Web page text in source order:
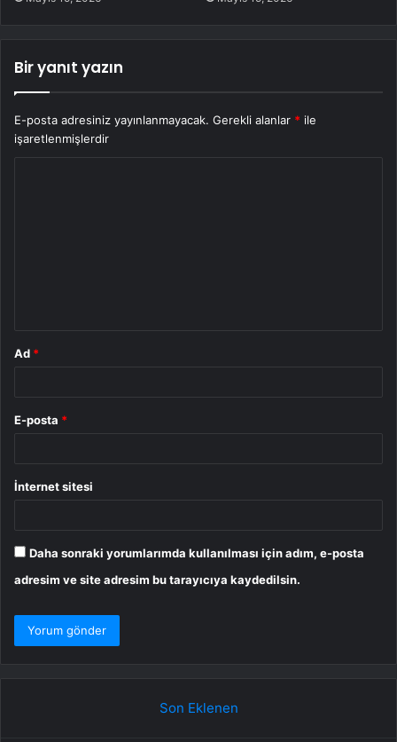
Bir yanıt yazın
E-posta adresiniz yayınlanmayacak. Gerekli alanlar * ile
işaretlenmişlerdir
Ad *
E-posta *
İnternet sitesi
Daha sonraki yorumlarımda kullanılması için adım, e-posta
adresim ve site adresim bu tarayıcıya kaydedilsin.
Son Eklenen